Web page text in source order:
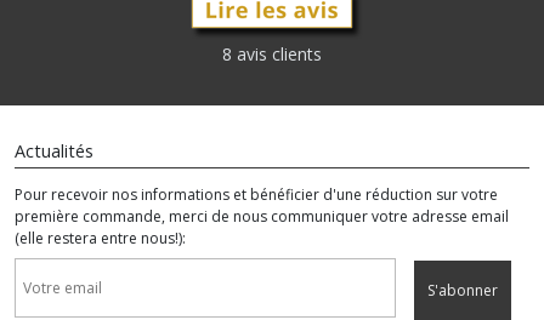
8 avis clients
Actualités
Pour recevoir nos informations et bénéficier d'une réduction sur votre
première commande, merci de nous communiquer votre adresse email
(elle restera entre nous!):
S'abonner